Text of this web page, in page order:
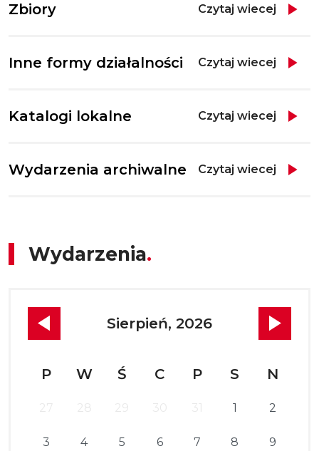
Zbiory Czytaj wiecej
Inne formy działalności Czytaj wiecej
Katalogi lokalne Czytaj wiecej
Wydarzenia archiwalne Czytaj wiecej
Wydarzenia
Sierpień, 2026
P W Ś C P S N
1 2
3 4 5 6 7 8 9